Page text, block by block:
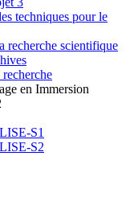
techniques pour le
recherche scientifique
en Immersion
S1
S2